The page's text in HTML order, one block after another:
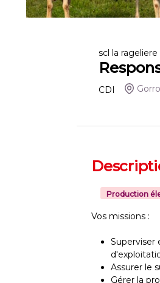
scl la rageliere
CDI
Production
Vos missions :
Superviser
Assurer le
Gérer la